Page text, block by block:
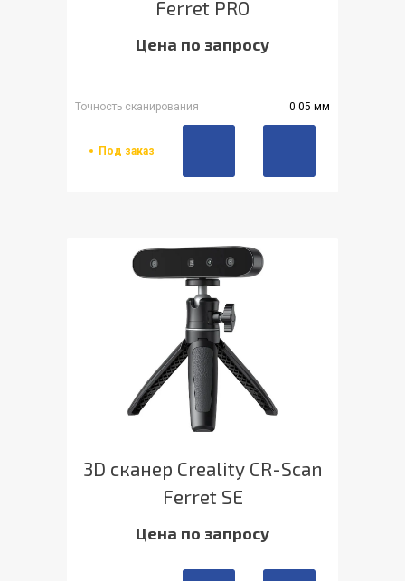
Ferret PRO
Цена по запросу
Точность сканирования 0.05 мм
Под заказ
3D сканер Creality CR-Scan
Ferret SE
Цена по запросу